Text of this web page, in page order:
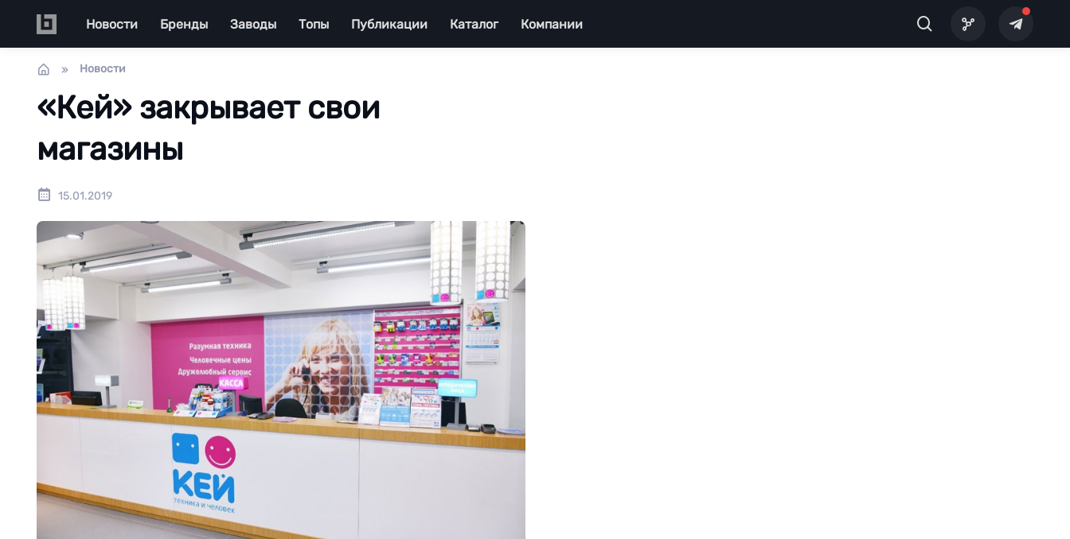
Main navigation
Новости Бренды Заводы Топы Публикации Каталог Компании
Новости
«Кей» закрывает свои
магазины
15.01.2019